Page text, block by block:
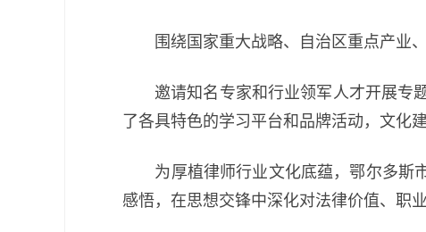
围绕国家重大战略、自治区重点产业、
邀请知名专家和行业领军人才开展专题
了各具特色的学习平台和品牌活动，文化
为厚植律师行业文化底蕴，鄂尔多斯市
感悟，在思想交锋中深化对法律价值、职